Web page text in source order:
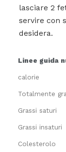
lasciare 2
servire con
desidera.
Linee guida
calorie
Totalmente
Grassi saturi
Grassi insaturi
Colesterolo